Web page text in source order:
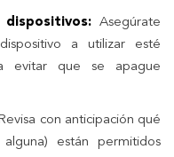
Asegúrate
a utilizar esté
evitar que se apague
con anticipación qué
están permitidos